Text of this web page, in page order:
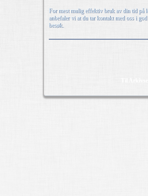
For mest mulig effektiv bruk av din tid på
anbefaler vi at du tar kontakt med oss i
besøk.